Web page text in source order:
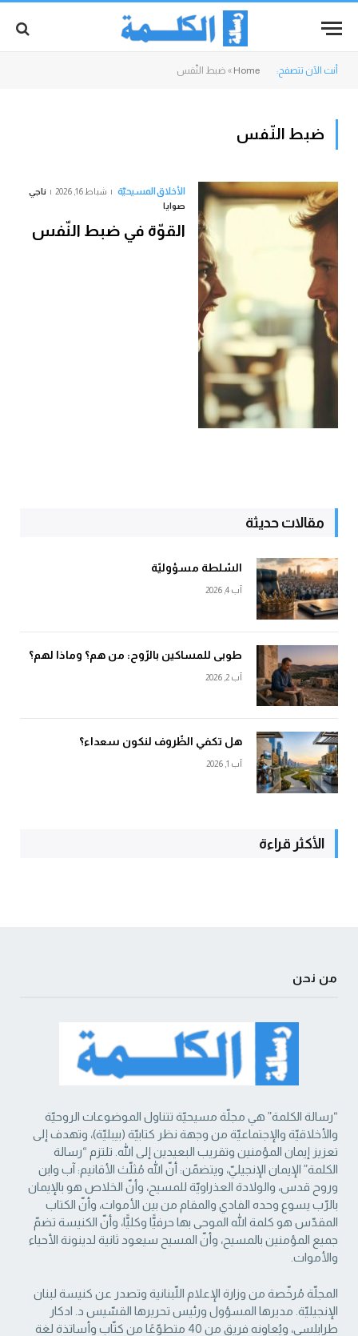
أنت الآن تتصفح: Home
» ضبط النّفس
ضبط النّفس
الأخلاق المسيحيّة شباط 16, 2026
ناجي
صوايا
القوّة في ضبط النّفس
مقالات حديثة
السّلطة مسؤوليّة
آب 4, 2026
طوبى للمساكين بالرّوح: من هم؟ وماذا لهم؟
آب 2, 2026
هل تكفي الظّروف لنكون سعداء؟
آب 1, 2026
الأكثر قراءة
من نحن
“رسالة الكلمة” هي مجلّة مسيحيّة تتناول الموضوعات الروحيّة
والأخلاقيّة والإجتماعيّة من ‏وجهة نظر كتابيّة (بيبليّة)، وتهدف إلى
تعزيز إيمان المؤمنين وتقريب البعيدين إلى الله. تلتزم “رسالة
‏الكلمة” الإيمان الإنجيليّ، ويتضمّن: أنّ الله مُثلّث الأقانيم: آب وابن
وروح قدس، والولادة العذراويّة ‏للمسيح، وأنّ الخلاص هو بالإيمان
بالرّب يسوع وحده الفادي والمقام من بين الأموات، وأنّ الكتاب
‏المقدّس هو كلمة الله الموحى بها حرفيًّا وكليًّا، وأنّ الكنيسة تضمّ
جميع المؤمنين بالمسيح، وأنّ المسيح ‏سيعود ثانية لدينونة الأحياء
والأموات. ‏
المجلّة مُرخّصة من وزارة الإعلام اللّبنانية وتصدر عن كنيسة لبنان
الإنجيليّة. مديرها المسؤول ‏ورئيس تحريرها القسّيس د. ادكار
طرابلسي، ويُعاونه فريق من 40 متطوّعًا من كتّاب وأساتذة لغة